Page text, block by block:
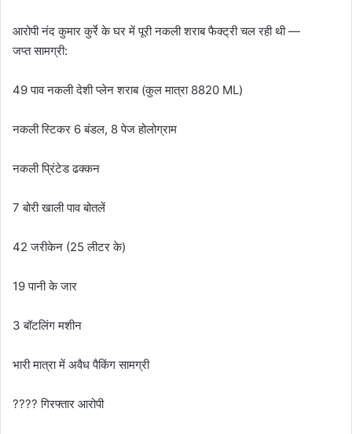
आरोपी नंद कुमार कुर्रे के घर में पूरी नकली शराब फैक्ट्री चल रही थी —
जप्त सामग्री:
49 पाव नकली देशी प्लेन शराब (कुल मात्रा 8820 ML)
नकली स्टिकर 6 बंडल, 8 पेज होलोग्राम
नकली प्रिंटेड ढक्कन
7 बोरी खाली पाव बोतलें
42 जरीकेन (25 लीटर के)
19 पानी के जार
3 बॉटलिंग मशीन
भारी मात्रा में अवैध पैकिंग सामग्री
???? गिरफ्तार आरोपी